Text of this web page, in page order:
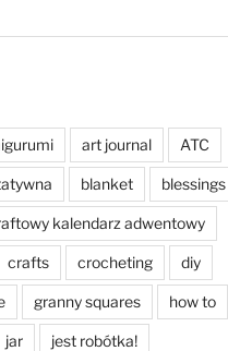
art journal ATC
blanket blessings
kalendarz adwentowy
crafts crocheting diy
granny squares how to
jar jest robótka!